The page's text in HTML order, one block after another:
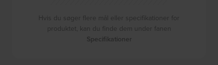
Hvis du søger flere mål eller specifikationer for
produktet, kan du finde dem under fanen
Specifikationer